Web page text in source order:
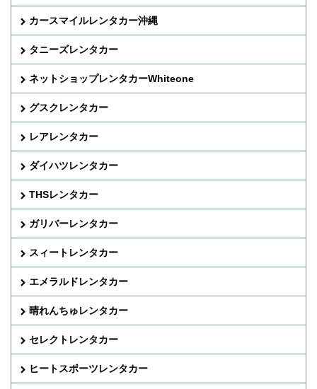
カースマイルレンタカー沖縄
タニーズレンタカー
ネットショップレンタカーWhiteone
グスクレンタカー
レアレンタカー
ダイハツレンタカー
THSレンタカー
ガリバーレンタカー
スィートレンタカー
エメラルドレンタカー
晴れんちゅレンタカー
セレクトレンタカー
ヒートスポーツレンタカー